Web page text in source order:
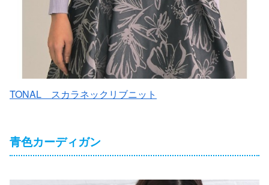
TONAL スカラネックリブニット
青色カーディガン